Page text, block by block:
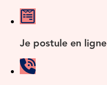
Je postule en ligne